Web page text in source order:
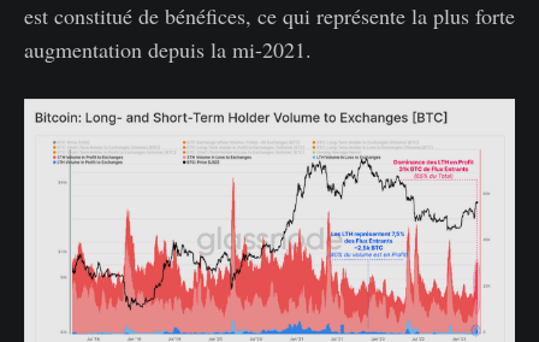
est constitué de bénéfices, ce qui représente la plus forte
augmentation depuis la mi-2021.